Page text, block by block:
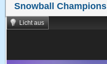
Snowball Champions
Licht aus